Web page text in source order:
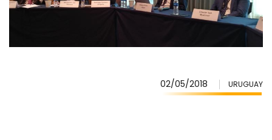
02/05/2018 URUGUAY